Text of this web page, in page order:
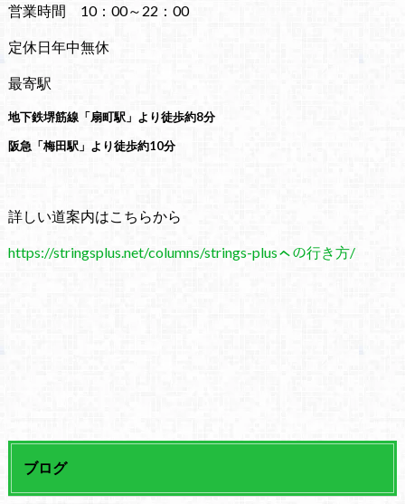
営業時間 10：00～22：00
定休日年中無休
最寄駅
地下鉄堺筋線「扇町駅」より徒歩約8分
阪急「梅田駅」より徒歩約10分
詳しい道案内はこちらから
https://stringsplus.net/columns/strings-plusㇸの行き方/
ブログ